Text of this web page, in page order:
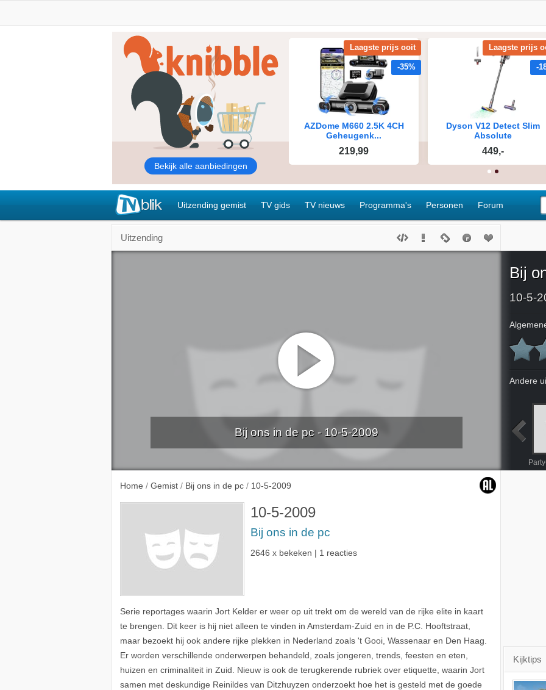
Uitzending gemist TV gids TV nieuws Programma's Personen Forum
Uitzending
Bij ons in de pc - 10-5-2009
Home / Gemist / Bij ons in de pc / 10-5-2009
10-5-2009
Bij ons in de pc
2646 x bekeken | 1 reacties
Serie reportages waarin Jort Kelder er weer op uit trekt om de wereld van de rijke elite in kaart
te brengen. Dit keer is hij niet alleen te vinden in Amsterdam-Zuid en in de P.C. Hooftstraat,
maar bezoekt hij ook andere rijke plekken in Nederland zoals 't Gooi, Wassenaar en Den Haag.
Er worden verschillende onderwerpen behandeld, zoals jongeren, trends, feesten en eten,
huizen en criminaliteit in Zuid. Nieuw is ook de terugkerende rubriek over etiquette, waarin Jort
samen met deskundige Reinildes van Ditzhuyzen onderzoekt hoe het is gesteld met de goede
Bij
10-5-
Andere
Kijktips